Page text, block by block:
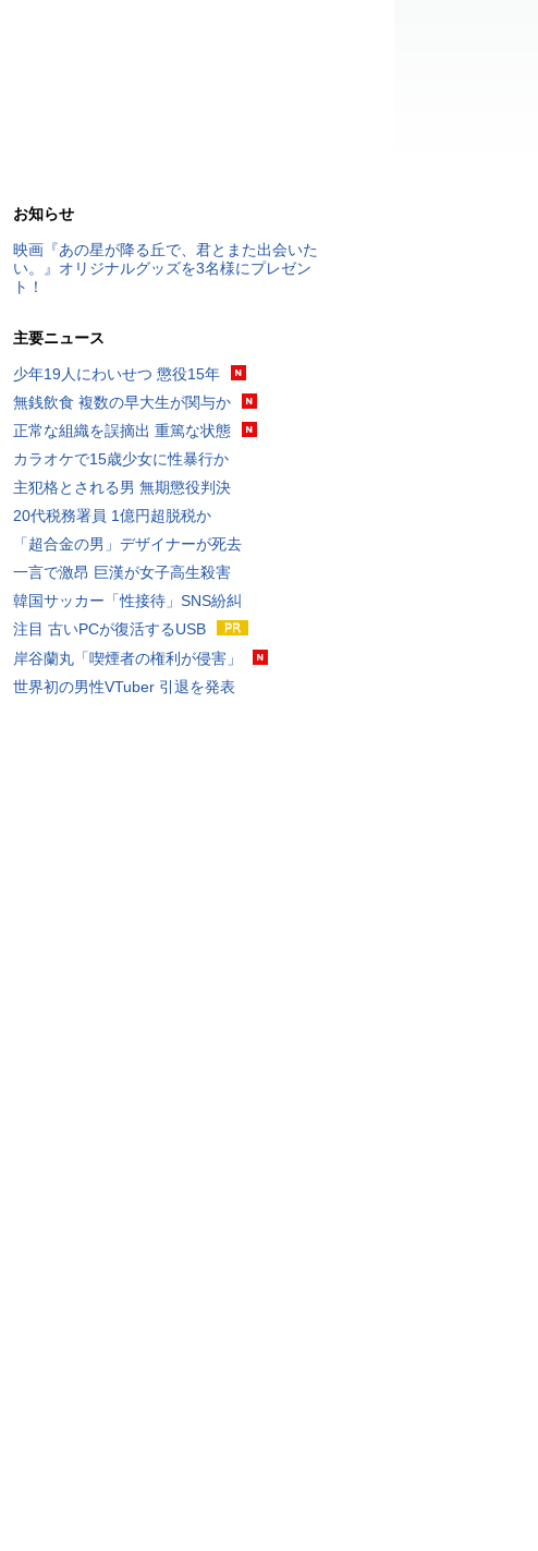
お知らせ
映画『あの星が降る丘で、君とまた出会いた
い。』オリジナルグッズを3名様にプレゼン
ト！
主要ニュース
少年19人にわいせつ 懲役15年
無銭飲食 複数の早大生が関与か
正常な組織を誤摘出 重篤な状態
カラオケで15歳少女に性暴行か
主犯格とされる男 無期懲役判決
20代税務署員 1億円超脱税か
「超合金の男」デザイナーが死去
一言で激昂 巨漢が女子高生殺害
韓国サッカー「性接待」SNS紛糾
注目 古いPCが復活するUSB
岸谷蘭丸「喫煙者の権利が侵害」
世界初の男性VTuber 引退を発表